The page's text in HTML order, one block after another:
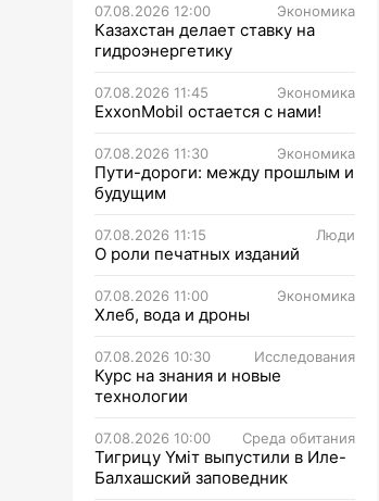
07.08.2026 12:00 Экономика
Казахстан делает ставку на
гидроэнергетику
07.08.2026 11:45 Экономика
ExxonMobil остается с нами!
07.08.2026 11:30 Экономика
Пути-дороги: между прошлым и
будущим
07.08.2026 11:15 Люди
О роли печатных изданий
07.08.2026 11:00 Экономика
Хлеб, вода и дроны
07.08.2026 10:30 Исследования
Курс на знания и новые
технологии
07.08.2026 10:00 Среда обитания
Тигрицу Үміт выпустили в Иле-
Балхашский заповедник